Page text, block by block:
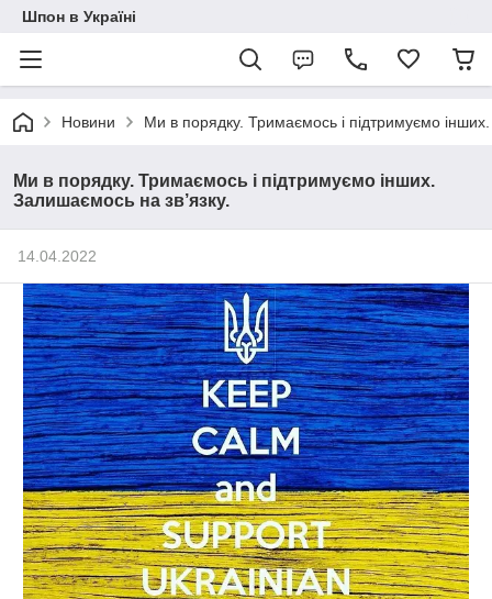
Шпон в Україні
Новини Ми в порядку. Тримаємось і підтримуємо
Ми в порядку. Тримаємось і підтримуємо інших.
Залишаємось на зв’язку.
14.04.2022